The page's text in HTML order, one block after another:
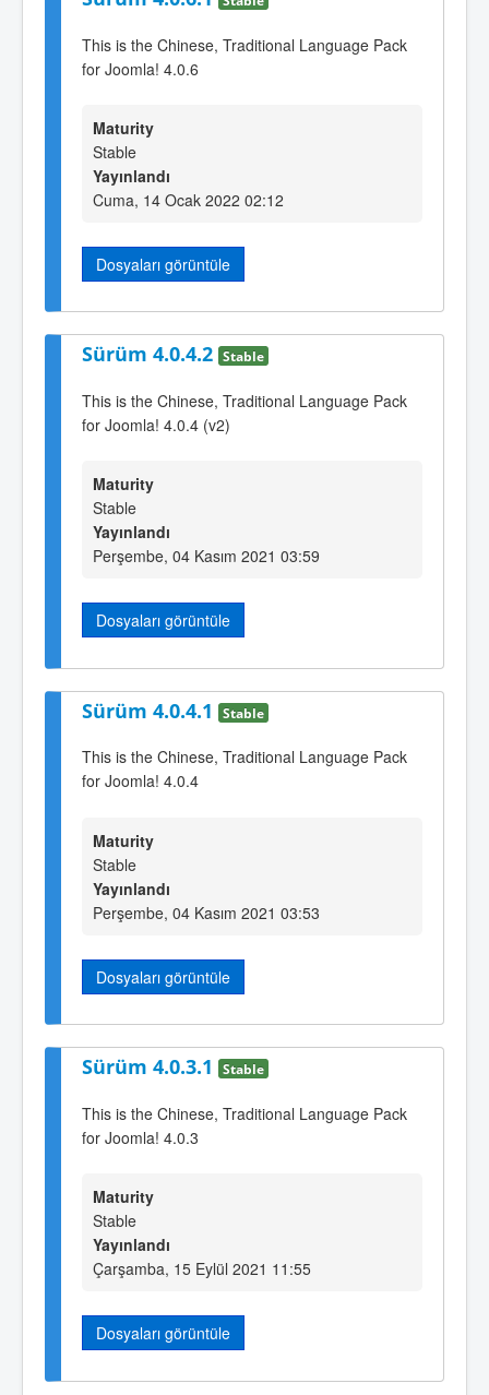
This is the Chinese, Traditional Language Pack
for Joomla! 4.0.6
Maturity
Stable
Yayınlandı
Cuma, 14 Ocak 2022 02:12
Dosyaları görüntüle
Sürüm 4.0.4.2 Stable
This is the Chinese, Traditional Language Pack
for Joomla! 4.0.4 (v2)
Maturity
Stable
Yayınlandı
Perşembe, 04 Kasım 2021 03:59
Dosyaları görüntüle
Sürüm 4.0.4.1 Stable
This is the Chinese, Traditional Language Pack
for Joomla! 4.0.4
Maturity
Stable
Yayınlandı
Perşembe, 04 Kasım 2021 03:53
Dosyaları görüntüle
Sürüm 4.0.3.1 Stable
This is the Chinese, Traditional Language Pack
for Joomla! 4.0.3
Maturity
Stable
Yayınlandı
Çarşamba, 15 Eylül 2021 11:55
Dosyaları görüntüle